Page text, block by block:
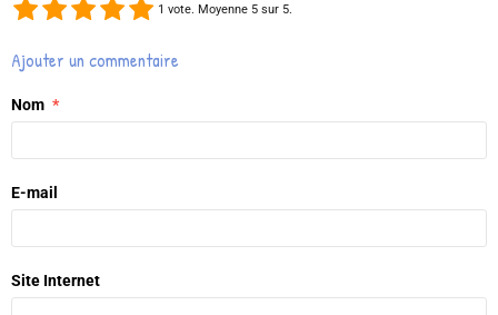
1 vote. Moyenne 5 sur 5.
Ajouter un commentaire
Nom
E-mail
Site Internet